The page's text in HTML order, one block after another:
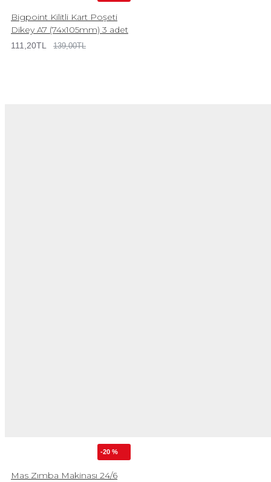
Bigpoint Kilitli Kart Poşeti
Dikey A7 (74x105mm) 3 adet
111,20TL 139,00TL
-20 %
Mas Zımba Makinası 24/6